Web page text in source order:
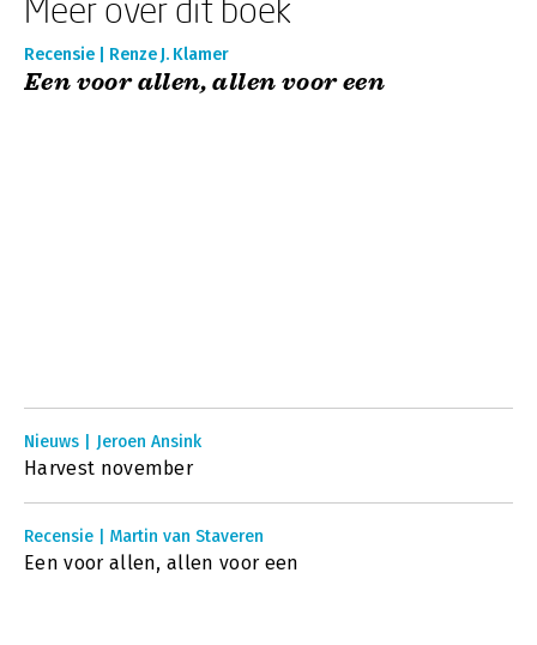
Meer over dit boek
Recensie | Renze J. Klamer
Een voor allen, allen voor een
Nieuws | Jeroen Ansink
Harvest november
Recensie | Martin van Staveren
Een voor allen, allen voor een